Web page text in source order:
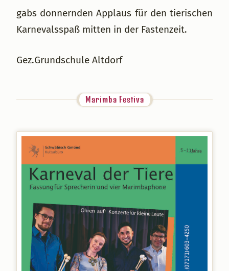
gabs donnernden Applaus für den tierischen
Karnevalsspaß mitten in der Fastenzeit.
Gez.Grundschule Altdorf
Marimba Festiva